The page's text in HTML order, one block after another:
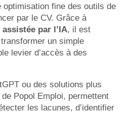
optimisation fine des outils de
par le CV. Grâce à
par l’IA, il est
un simple
levier d’accès à des
ou des solutions plus
Popol Emploi, permettent
les lacunes, d’identifier